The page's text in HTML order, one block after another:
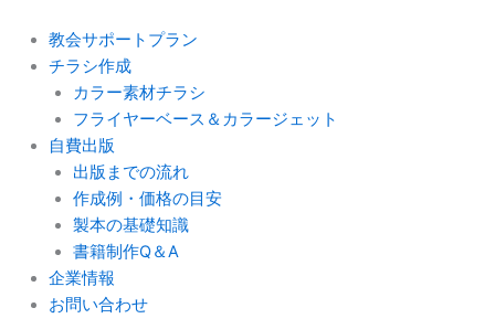
教会サポートプラン
チラシ作成
カラー素材チラシ
フライヤーベース＆カラージェット
自費出版
出版までの流れ
作成例・価格の目安
製本の基礎知識
書籍制作Q＆A
企業情報
お問い合わせ